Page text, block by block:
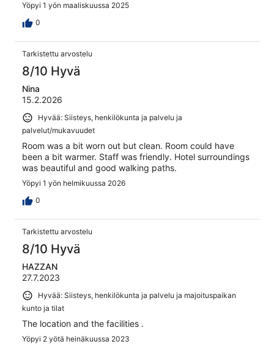
Yöpyi 1 yön maaliskuussa 2025
0
Tarkistettu arvostelu
8/10 Hyvä
Nina
15.2.2026
Hyvää: Siisteys, henkilökunta ja palvelu ja
palvelut/mukavuudet
Room was a bit worn out but clean. Room could have
been a bit warmer. Staff was friendly. Hotel surroundings
was beautiful and good walking paths.
Yöpyi 1 yön helmikuussa 2026
0
Tarkistettu arvostelu
8/10 Hyvä
HAZZAN
27.7.2023
Hyvää: Siisteys, henkilökunta ja palvelu ja majoituspaikan
kunto ja tilat
The location and the facilities .
Yöpyi 2 yötä heinäkuussa 2023